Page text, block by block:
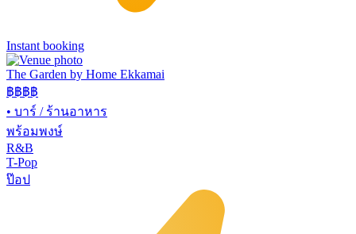
Instant booking
The Garden by Home Ekkamai
฿฿฿฿
• บาร์ / ร้านอาหาร
พร้อมพงษ์
R&B
T-Pop
ป๊อป